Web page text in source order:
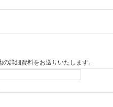
詳細資料をお送りいたします。